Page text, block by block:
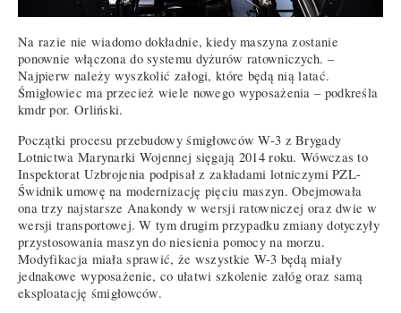
Na razie nie wiadomo dokładnie, kiedy maszyna zostanie
ponownie włączona do systemu dyżurów ratowniczych. –
Najpierw należy wyszkolić załogi, które będą nią latać.
Śmigłowiec ma przecież wiele nowego wyposażenia – podkreśla
kmdr por. Orliński.
Początki procesu przebudowy śmigłowców W-3 z Brygady
Lotnictwa Marynarki Wojennej sięgają 2014 roku. Wówczas to
Inspektorat Uzbrojenia podpisał z zakładami lotniczymi PZL-
Świdnik umowę na modernizację pięciu maszyn. Obejmowała
ona trzy najstarsze Anakondy w wersji ratowniczej oraz dwie w
wersji transportowej. W tym drugim przypadku zmiany dotyczyły
przystosowania maszyn do niesienia pomocy na morzu.
Modyfikacja miała sprawić, że wszystkie W-3 będą miały
jednakowe wyposażenie, co ułatwi szkolenie załóg oraz samą
eksploatację śmigłowców.